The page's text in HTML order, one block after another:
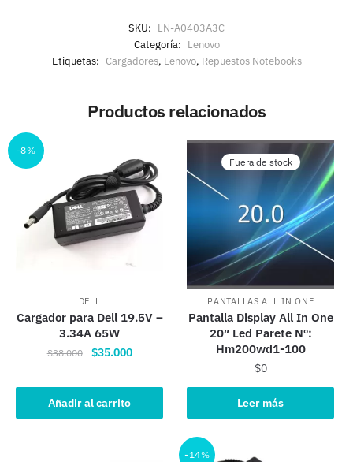
SKU: LN-A0403A3C
Categoría: Lenovo
Etiquetas: Cargadores, Lenovo, Repuestos Notebooks
Productos relacionados
-8%
DELL
Cargador para Dell 19.5V –
3.34A 65W
$38.000
El
original
era:
$38.000.
$35.000El
actual
$35.000.
Añadir al carrito
Fuera de stock
PANTALLAS ALL IN ONE
Pantalla Display All In One
20″ Led Parete Nº:
Hm200wd1-100
$0
Leer más
-14%